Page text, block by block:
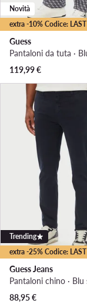
extra -10% Codice: LAST
Novità
Guess
119,99€
extra -25% Codice: LAST
Trending
Guess Jeans
88,95€